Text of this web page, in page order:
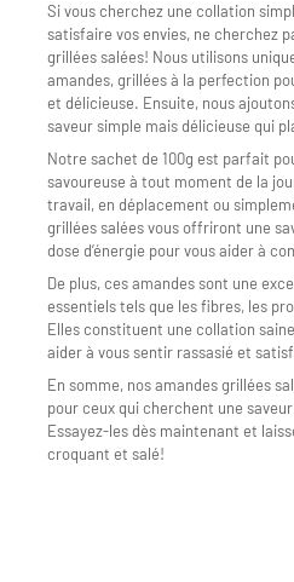
Si vous cherchez une collation
satisfaire vos envies, ne cherchez
grillées salées! Nous utilisons
amandes, grillées à la perfection
et délicieuse. Ensuite, nous
saveur simple mais délicieuse qui
Notre sachet de 100g est parfait
savoureuse à tout moment de la
travail, en déplacement ou
grillées salées vous offriront une
dose d’énergie pour vous aider à
De plus, ces amandes sont une
essentiels tels que les fibres, les
Elles constituent une collation
aider à vous sentir rassasié et
En somme, nos amandes grillées
pour ceux qui cherchent une
Essayez-les dès maintenant et
croquant et salé!